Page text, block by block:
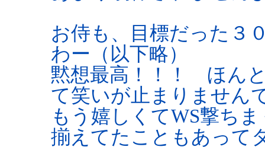
お侍も、目標だった３
わー（以下略）
黙想最高！！！ ほん
て笑いが止まりません
もう嬉しくてWS撃ち
揃えてたこともあって